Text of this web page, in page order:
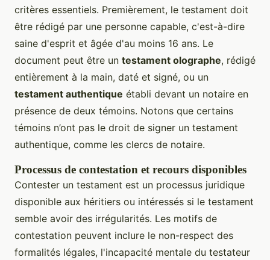
critères essentiels. Premièrement, le testament doit
être rédigé par une personne capable, c'est-à-dire
saine d'esprit et âgée d'au moins 16 ans. Le
document peut être un testament olographe, rédigé
entièrement à la main, daté et signé, ou un
testament authentique établi devant un notaire en
présence de deux témoins. Notons que certains
témoins n’ont pas le droit de signer un testament
authentique, comme les clercs de notaire.
Processus de contestation et recours disponibles
Contester un testament est un processus juridique
disponible aux héritiers ou intéressés si le testament
semble avoir des irrégularités. Les motifs de
contestation peuvent inclure le non-respect des
formalités légales, l'incapacité mentale du testateur